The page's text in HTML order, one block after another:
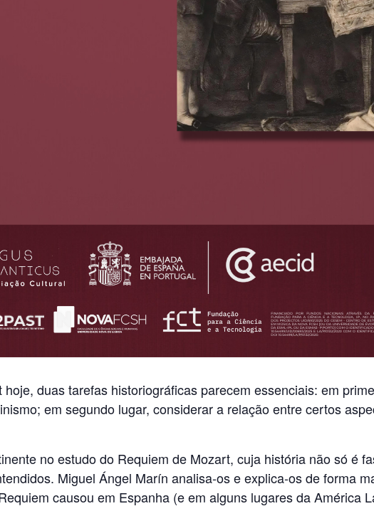
duas tarefas historiográficas parecem essenciais: em
em segundo lugar, considerar a relação entre certos
no estudo do Requiem de Mozart, cuja história não só é
Miguel Ángel Marín analisa-os e explica-os de forma
causou em Espanha (e em alguns lugares da América